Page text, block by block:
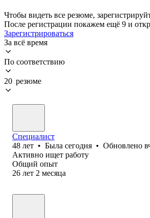
Чтобы видеть все резюме,
После регистрации покажем ещё 9 и
Зарегистрироваться
За всё время
По соответствию
20 резюме
Специалист
48 лет • Была сегодня • Обновлено
Активно ищет работу
Общий опыт
26 лет 2 месяца